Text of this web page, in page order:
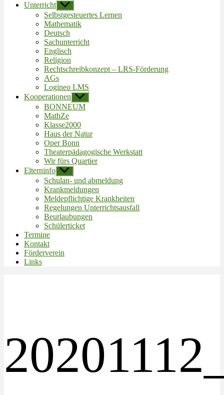
Unterricht Untermenü
anzeigen
Selbstgesteuertes Lernen
Mathematik
Deutsch
Sachunterricht
Englisch
Religion
Rechtschreibkonzept – LRS-Förderung
AGs
Logineo LMS
Kooperationen Untermenü
anzeigen
BONNEUM
MathZe
Klasse2000
Haus der Natur
Oper Bonn
Theaterpädagogische Werkstatt
Wir fürs Quartier
Elterninfo Untermenü
anzeigen
Schulan- und abmeldung
Krankmeldungen
Meldepflichtige Krankheiten
Regelungen Unterrichtsausfall
Beurlaubungen
Schülerticket
Termine
Kontakt
Förderverein
Links